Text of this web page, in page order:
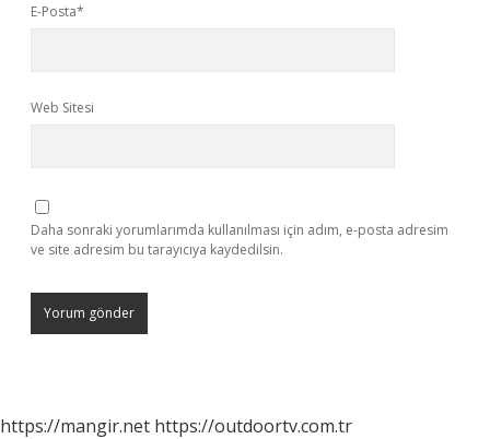
E-Posta*
Web Sitesi
Daha sonraki yorumlarımda kullanılması için adım, e-posta adresim
ve site adresim bu tarayıcıya kaydedilsin.
https://mangir.net https://outdoortv.com.tr